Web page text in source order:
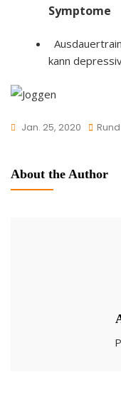
Symptome
kann
Jan. 25, 2020
About the Author